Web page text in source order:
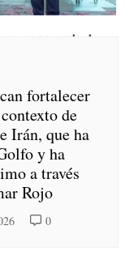
fortalecer
de
Irán, que ha
y ha
a través
Rojo
0